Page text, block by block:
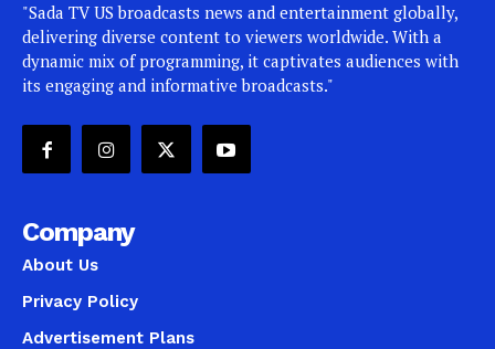
"Sada TV US broadcasts news and entertainment globally,
delivering diverse content to viewers worldwide. With a
dynamic mix of programming, it captivates audiences with
its engaging and informative broadcasts."
Company
About Us
Privacy Policy
Advertisement Plans